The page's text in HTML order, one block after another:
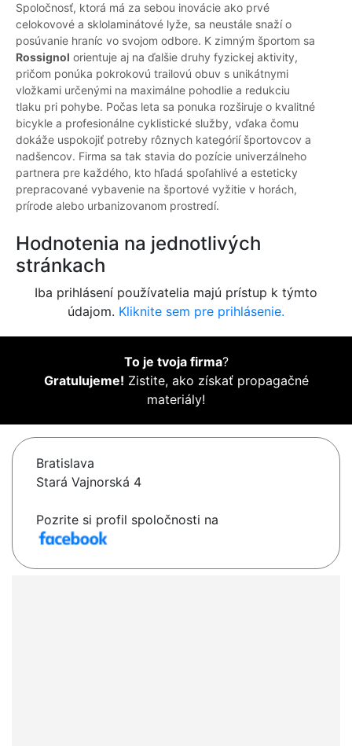
Spoločnosť, ktorá má za sebou inovácie ako prvé
celokovové a sklolaminátové lyže, sa neustále snaží o
posúvanie hraníc vo svojom odbore. K zimným športom sa
Rossignol orientuje aj na ďalšie druhy fyzickej aktivity,
pričom ponúka pokrokovú trailovú obuv s unikátnymi
vložkami určenými na maximálne pohodlie a redukciu
tlaku pri pohybe. Počas leta sa ponuka rozširuje o kvalitné
bicykle a profesionálne cyklistické služby, vďaka čomu
dokáže uspokojiť potreby rôznych kategórií športovcov a
nadšencov. Firma sa tak stavia do pozície univerzálneho
partnera pre každého, kto hľadá spoľahlivé a esteticky
prepracované vybavenie na športové vyžitie v horách,
prírode alebo urbanizovanom prostredí.
Hodnotenia na jednotlivých
stránkach
Iba prihlásení používatelia majú prístup k týmto
údajom. Kliknite sem pre prihlásenie.
To je tvoja firma?
Gratulujeme! Zistite, ako získať propagačné
materiály!
Bratislava
Stará Vajnorská 4
Pozrite si profil spoločnosti na